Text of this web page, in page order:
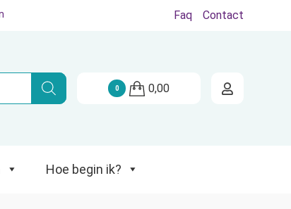
Hoe begin ik?
Faq Contact
0 0,00
Hoe begin ik?